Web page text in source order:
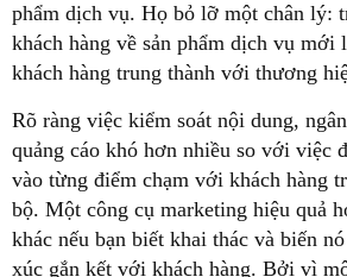
phẩm dịch vụ. Họ bỏ lỡ một chân lý:
khách hàng về sản phẩm dịch vụ mới
khách hàng trung thành với thương
Rõ ràng việc kiểm soát nội dung,
quảng cáo khó hơn nhiều so với việc
vào từng điểm chạm với khách hàng
bộ. Một công cụ marketing hiệu quả
khác nếu bạn biết khai thác và biến
xúc gắn kết với khách hàng. Bởi vì